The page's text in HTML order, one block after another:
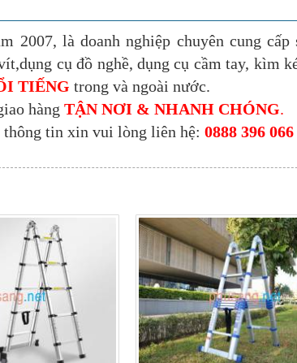
2007, là doanh nghiệp chuyên cung cấp
cụ đồ nghề, dụng cụ cầm tay, kìm
TIẾNG trong và ngoài nước.
hàng TẬN NƠI & NHANH CHÓNG.
tin xin vui lòng liên hệ: 0888 396 066